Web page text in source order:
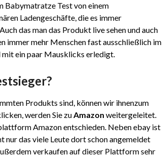
Babymatratze Test von einem
Ladengeschäfte, die es immer
das man das Produkt live sehen und auch
immer mehr Menschen fast ausschließlich im
mit ein paar Mausklicks erledigt.
Produkts sind, können wir ihnenzum
werden Sie zuAmazon weitergeleitet.
Amazon entschieden. Neben ebay ist
das viele Leute dort schon angemeldet
verkaufen auf dieser Plattform sehr